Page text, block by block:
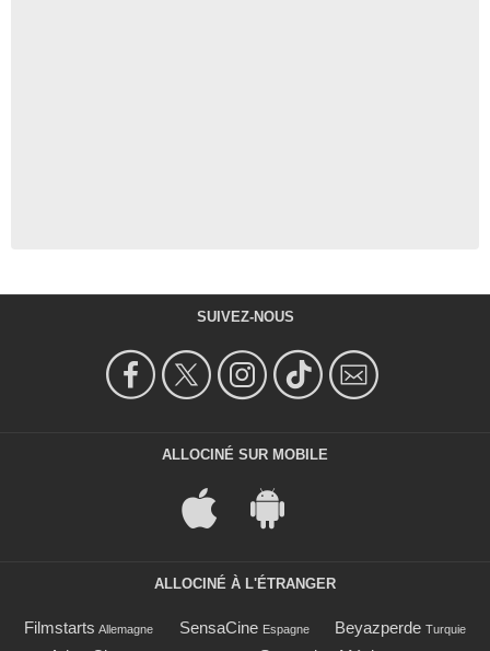
SUIVEZ-NOUS
ALLOCINÉ SUR MOBILE
ALLOCINÉ À L'ÉTRANGER
Filmstarts Allemagne SensaCine Espagne Beyazperde Turquie